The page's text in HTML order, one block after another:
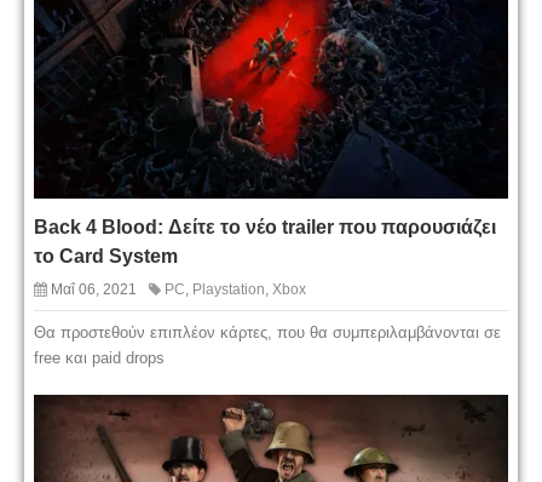
Back 4 Blood: Δείτε το νέο trailer που παρουσιάζει
το Card System
Μαΐ 06, 2021 PC Playstation Xbox
Θα προστεθούν επιπλέον κάρτες, που θα συμπεριλαμβάνονται σε
free και paid drops